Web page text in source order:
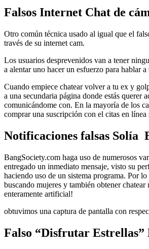
Falsos Internet Chat de
Otro común técnica usado al igual que el
través de su internet cam.
Los usuarios desprevenidos van a tener
a alentar uno hacer un esfuerzo para hablar
Cuando empiece chatear volver a tu ex y
a una secundaria página donde estás
comunicándome con. En la mayoría de los
comprar una suscripción con el citas en línea
Notificaciones falsas Solía
BangSociety.com haga uso de numerosos
entregado un inmediato mensaje, visto su
haciendo uso de un sistema programa. Por
buscando mujeres y también obtener
enteramente artificial!
obtuvimos una captura de pantalla con
Falso “Disfrutar Estrellas”